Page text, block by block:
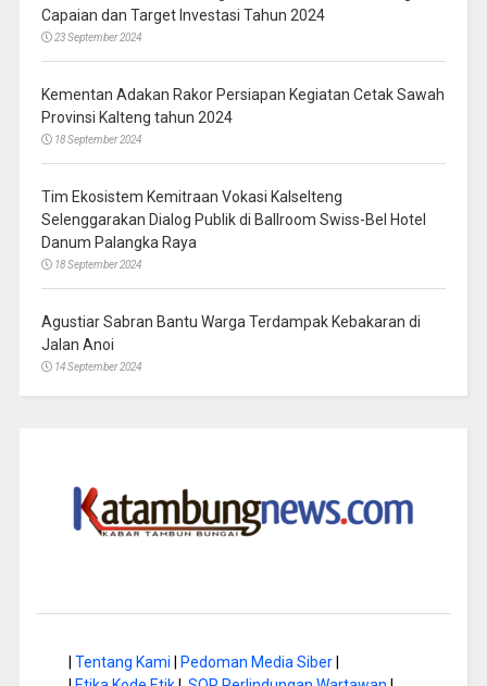
Capaian dan Target Investasi Tahun 2024
23 September 2024
Kementan Adakan Rakor Persiapan Kegiatan Cetak Sawah
Provinsi Kalteng tahun 2024
18 September 2024
Tim Ekosistem Kemitraan Vokasi Kalselteng
Selenggarakan Dialog Publik di Ballroom Swiss-Bel Hotel
Danum Palangka Raya
18 September 2024
Agustiar Sabran Bantu Warga Terdampak Kebakaran di
Jalan Anoi
14 September 2024
Tentang Kami Pedoman Media Siber|